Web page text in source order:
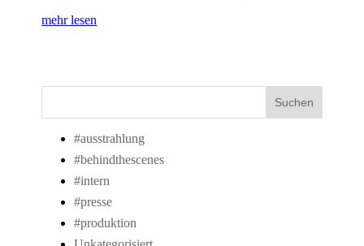
mehr lesen
Suchen
#ausstrahlung
#behindthescenes
#intern
#presse
#produktion